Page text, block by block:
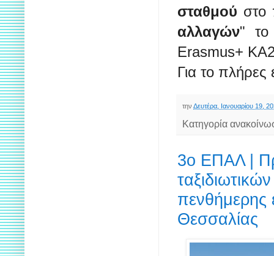
σταθμού στο
αλλαγών" το
Erasmus+
Για το
την Δευτέρα, Ιανουαρίου 19,
Κατηγορία
3ο ΕΠΑΛ |
πενθήμερης
Θεσσαλίας